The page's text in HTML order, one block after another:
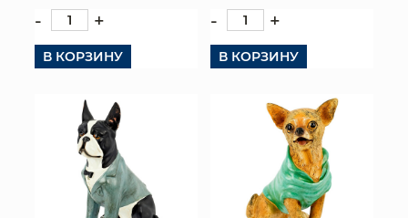
КОРЗИНЫ
ЯЩИКИ
ПОДАРОЧНЫЕ КАРТЫ
- +
В КОРЗИНУ
- +
В КОРЗИНУ